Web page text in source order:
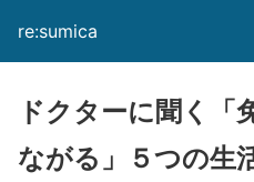
re:sumica
ドクターに聞く「
ながる」５つの生